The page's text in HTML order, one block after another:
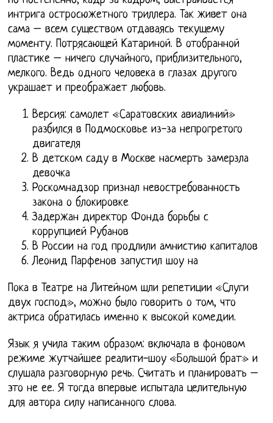
интрига остросюжетного триллера. Так живет она
сама – всем существом отдаваясь текущему
моменту. Потрясающей Катариной. В отобранной
пластике – ничего случайного, приблизительного,
мелкого. Ведь одного человека в глазах другого
украшает и преображает любовь.
Версия: самолет «Саратовских авиалиний»
разбился в Подмосковье из-за непрогретого
двигателя
В детском саду в Москве насмерть замерзла
девочка
Роскомнадзор признал невостребованность
закона о блокировке
Задержан директор Фонда борьбы с
коррупцией Рубанов
В России на год продлили амнистию капиталов
Леонид Парфенов запустил шоу на
Пока в Театре на Литейном шли репетиции «Слуги
двух господ», можно было говорить о том, что
актриса обратилась именно к высокой комедии.
Язык я учила таким образом: включала в фоновом
режиме жутчайшее реалити-шоу «Большой брат» и
слушала разговорную речь. Считать и планировать –
это не ее. Я тогда впервые испытала целительную
для автора силу написанного слова.